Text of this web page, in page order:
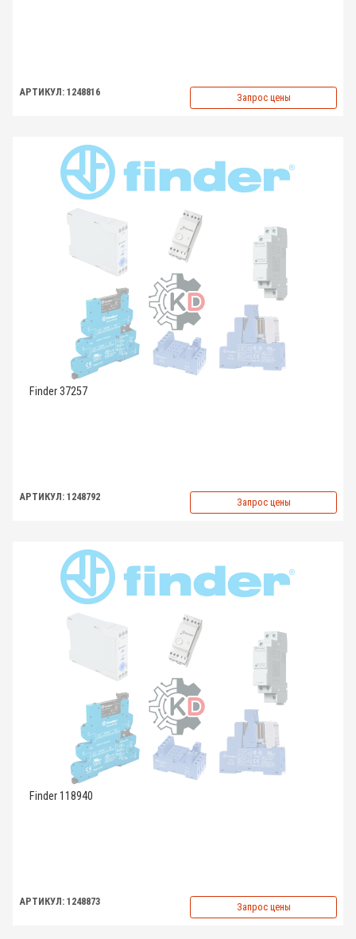
АРТИКУЛ: 1248816 Запрос цены
Finder 37257
АРТИКУЛ: 1248792 Запрос цены
Finder 118940
АРТИКУЛ: 1248873 Запрос цены